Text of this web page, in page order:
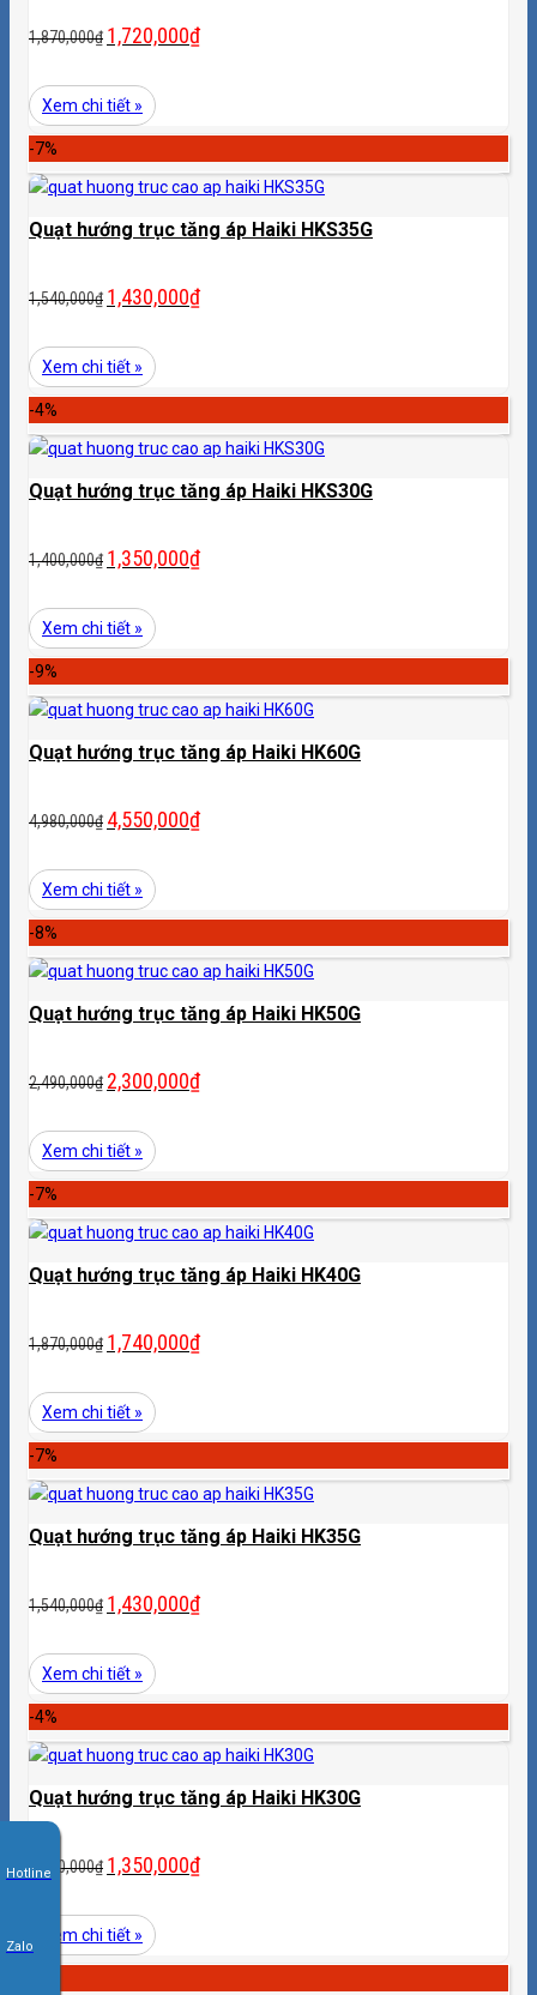
1,870,000₫ 1,720,000₫
Xem chi tiết »
-7%
Quạt hướng trục tăng áp Haiki HKS35G
1,540,000₫ 1,430,000₫
Xem chi tiết »
-4%
Quạt hướng trục tăng áp Haiki HKS30G
1,400,000₫ 1,350,000₫
Xem chi tiết »
-9%
Quạt hướng trục tăng áp Haiki HK60G
4,980,000₫ 4,550,000₫
Xem chi tiết »
-8%
Quạt hướng trục tăng áp Haiki HK50G
2,490,000₫ 2,300,000₫
Xem chi tiết »
-7%
Quạt hướng trục tăng áp Haiki HK40G
1,870,000₫ 1,740,000₫
Xem chi tiết »
-7%
Quạt hướng trục tăng áp Haiki HK35G
1,540,000₫ 1,430,000₫
Xem chi tiết »
-4%
Quạt hướng trục tăng áp Haiki HK30G
1,400,000₫ 1,350,000₫
Xem chi tiết »
Hotline
Zalo